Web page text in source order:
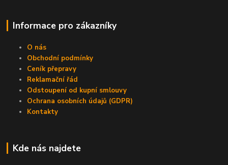
Informace pro zákazníky
O nás
Obchodní podmínky
Ceník přepravy
Reklamační řád
Odstoupení od kupní smlouvy
Ochrana osobních údajů (GDPR)
Kontakty
Kde nás najdete